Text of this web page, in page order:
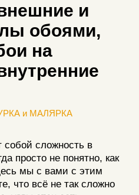
и
обоями,
на
и МАЛЯРКА
собой сложность в
просто не понятно, как
мы с вами с этим
что всё не так сложно